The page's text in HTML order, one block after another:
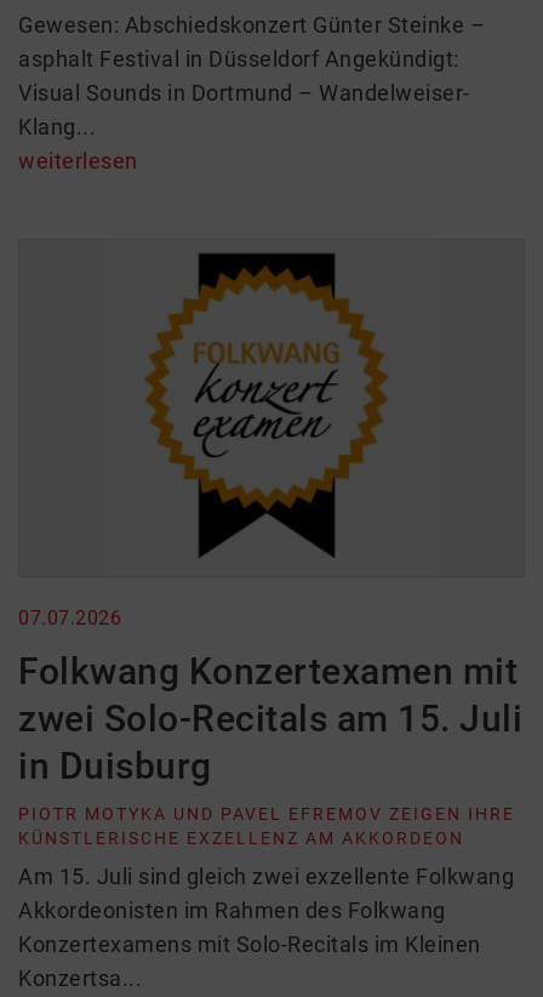
Gewesen: Abschiedskonzert Günter Steinke –
asphalt Festival in Düsseldorf Angekündigt:
Visual Sounds in Dortmund – Wandelweiser-
Klang...
weiterlesen
07.07.2026
Folkwang Konzertexamen mit
zwei Solo-Recitals am 15. Juli
in Duisburg
PIOTR MOTYKA UND PAVEL EFREMOV ZEIGEN IHRE
KÜNSTLERISCHE EXZELLENZ AM AKKORDEON
Am 15. Juli sind gleich zwei exzellente Folkwang
Akkordeonisten im Rahmen des Folkwang
Konzertexamens mit Solo-Recitals im Kleinen
Konzertsa...